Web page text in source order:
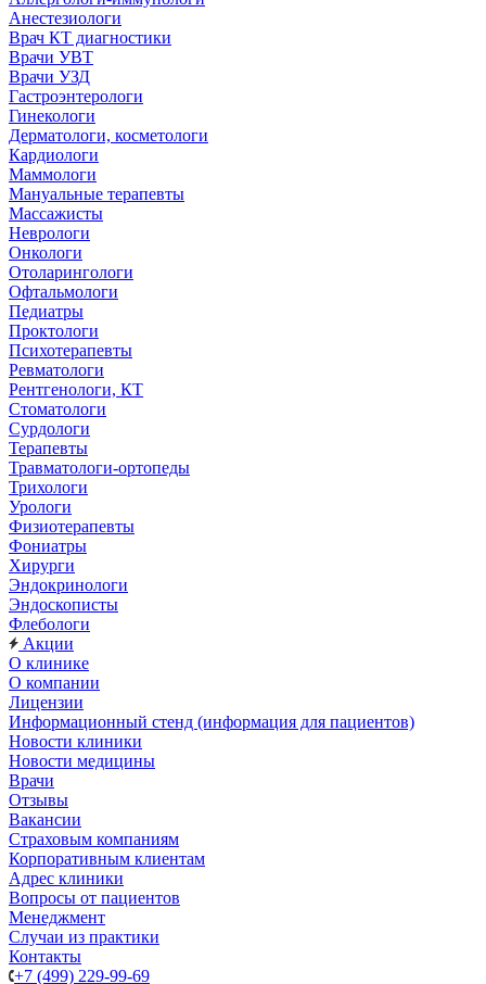
Анестезиологи
Врач КТ диагностики
Врачи УВТ
Врачи УЗД
Гастроэнтерологи
Гинекологи
Дерматологи, косметологи
Кардиологи
Маммологи
Мануальные терапевты
Массажисты
Неврологи
Онкологи
Отоларингологи
Офтальмологи
Педиатры
Проктологи
Психотерапевты
Ревматологи
Рентгенологи, КТ
Стоматологи
Сурдологи
Терапевты
Травматологи-ортопеды
Трихологи
Урологи
Физиотерапевты
Фониатры
Хирурги
Эндокринологи
Эндоскописты
Флебологи
Акции
О клинике
О компании
Лицензии
Информационный стенд (информация для пациентов)
Новости клиники
Новости медицины
Врачи
Отзывы
Вакансии
Страховым компаниям
Корпоративным клиентам
Адрес клиники
Вопросы от пациентов
Менеджмент
Случаи из практики
Контакты
+7 (499) 229-99-69